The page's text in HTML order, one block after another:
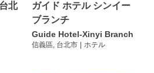
北
ガイド ホテル シンイー
ブランチ
Guide Hotel-Xinyi Branch
信義區, 台北市 ホテル